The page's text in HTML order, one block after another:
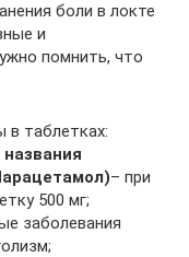
боли в локте
и
помнить, что
таблетках:
– при
500 мг;
заболевания